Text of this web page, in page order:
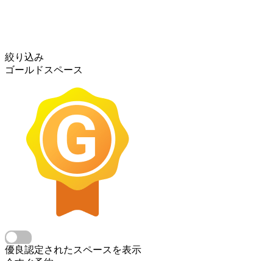
絞り込み
ゴールドスペース
優良認定されたスペースを表示